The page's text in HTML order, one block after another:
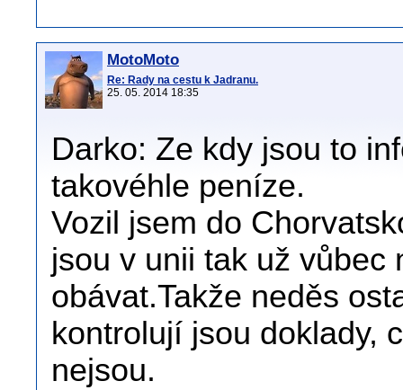
MotoMoto
Re: Rady na cestu k Jadranu.
25. 05. 2014 18:35
Darko: Ze kdy jsou to
takovéhle peníze.
Vozil jsem do
jsou v unii tak už vůbec
obávat.Takže neděs
kontrolují jsou doklady,
nejsou.